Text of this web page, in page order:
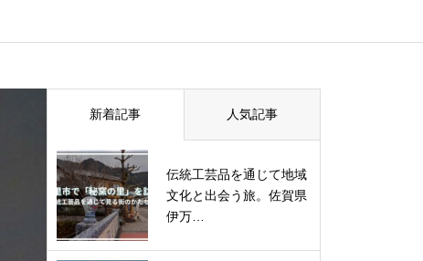
新着記事 人気記事
伝統工芸品を通じて地域
文化と出会う旅。佐賀県
伊万…